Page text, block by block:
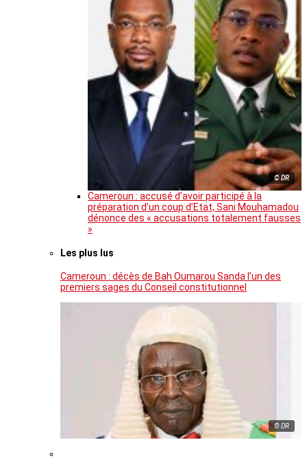
© DR
Cameroun : accusé d’avoir participé à la
préparation d’un coup d’Etat, Sani Mouhamadou
dénonce des « accusations totalement fausses
»
Les plus lus
Cameroun : décès de Bah Oumarou Sanda l’un des
premiers sages du Conseil constitutionnel
© DR